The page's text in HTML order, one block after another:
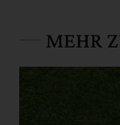
MEHR